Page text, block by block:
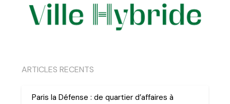
ARTICLES RECENTS
Paris la Défense : de quartier d’affaires à